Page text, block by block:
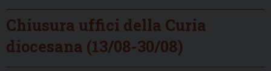
Chiusura uffici della Curia
diocesana (13/08-30/08)